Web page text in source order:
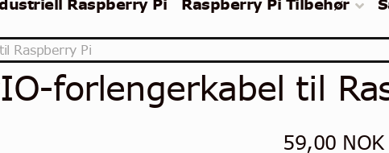
Raspberry Pi Raspberry Pi Tilbehør
Raspberry Pi
forlengerkabel til
59,00 NOK